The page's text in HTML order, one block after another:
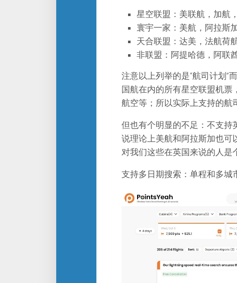
星空联盟：美联航，加航
寰宇一家：美航，阿拉斯
天合联盟：达美，法航荷
非联盟：阿提哈德，阿联
注意以上列举的是“航司计划”
国航在内的所有星空联盟机
航空等；所以实际上支持的航
但也有个明显的不足：不支持
说理论上美航和阿拉斯加也可
对我们这些在英国来说的人是
支持多日期搜索：单程和多城